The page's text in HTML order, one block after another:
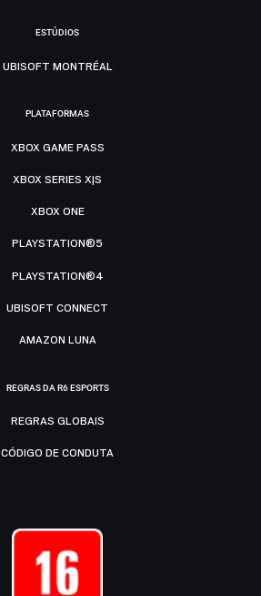
ESTÚDIOS
UBISOFT MONTRÉAL
PLATAFORMAS
XBOX GAME PASS
XBOX SERIES X|S
XBOX ONE
PLAYSTATION®5
PLAYSTATION®4
UBISOFT CONNECT
AMAZON LUNA
REGRAS DA R6 ESPORTS
REGRAS GLOBAIS
CÓDIGO DE CONDUTA